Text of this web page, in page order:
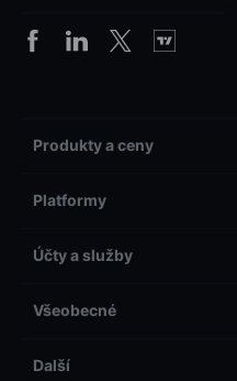
Produkty a ceny
Platformy
Účty a služby
Všeobecné
Další